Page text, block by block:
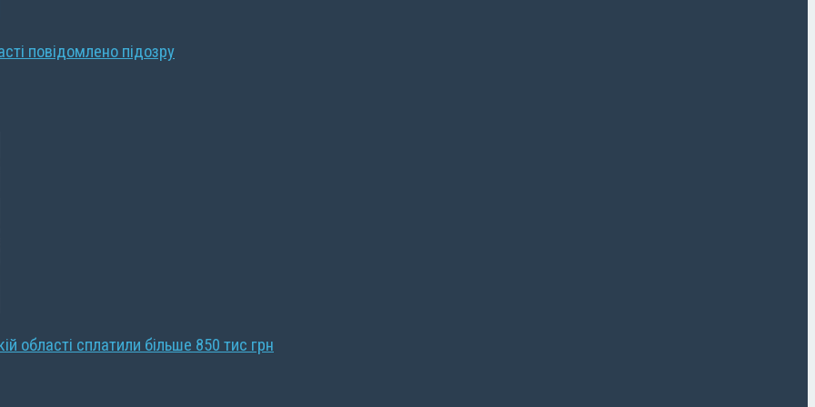
повідомлено підозру
області сплатили більше 850 тис грн